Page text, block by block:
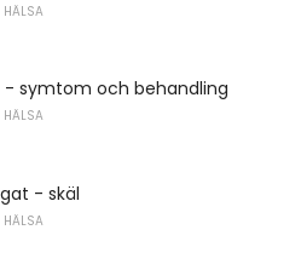
HÄLSA
symtom och behandling
HÄLSA
- skäl
HÄLSA